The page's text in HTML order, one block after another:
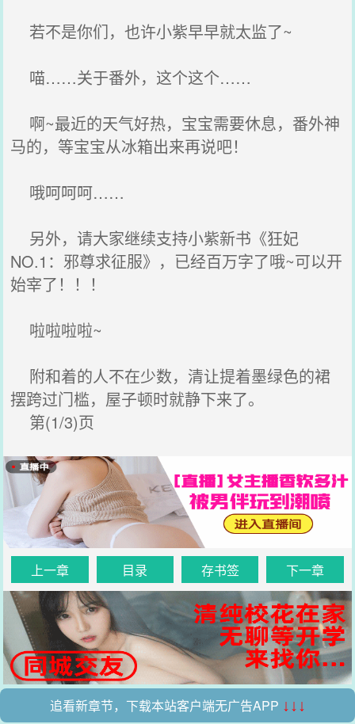
若不是你们，也许小紫早早就太监了~
喵……关于番外，这个这个……
啊~最近的天气好热，宝宝需要休息，番外神
马的，等宝宝从冰箱出来再说吧！
哦呵呵呵……
另外，请大家继续支持小紫新书《狂妃
NO.1：邪尊求征服》，已经百万字了哦~可以开
始宰了！！！
啦啦啦啦~
附和着的人不在少数，清让提着墨绿色的裙
摆跨过门槛，屋子顿时就静下来了。
第(1/3)页
上一章 目录 存书签 下一章
追看新章节，下载本站客户端无广告APP ↓↓↓